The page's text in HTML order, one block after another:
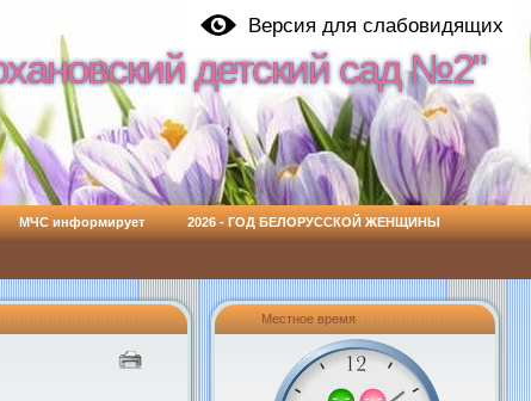
Версия для слабовидящих
детский сад №2"
детский сад №2"
МЧС информирует 2026 - ГОД БЕЛОРУССКОЙ ЖЕНЩИНЫ
Местное время